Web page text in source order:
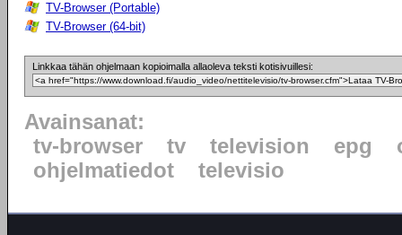
TV-Browser (Portable)
TV-Browser (64-bit)
Linkkaa tähän ohjelmaan kopioimalla allaoleva teksti kotisivuillesi:
Avainsanat:
tv-browser
tv television epg
ohjelmatiedot
televisio